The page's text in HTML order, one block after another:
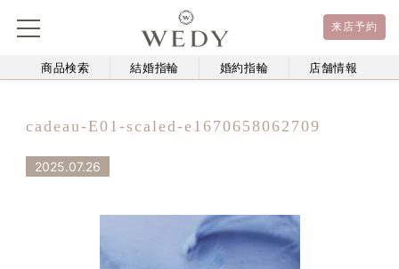
来店予約
商品検索 結婚指輪 婚約指輪 店舗情報
cadeau-E01-scaled-e1670658062709
2025.07.26